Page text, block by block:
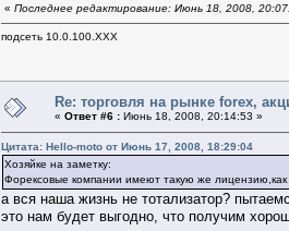
« Последнее редактирование: Июнь 18, 2008,
подсеть 10.0.100.XXX
Re: торговля на рынке foreх,
« Ответ #6 : Июнь 18, 2008, 20:14:53 »
Цитата: Hello-moto от Июнь 17, 2008, 18:29:04
Хозяйке на заметку:
Форексовые компании имеют такую же
а вся наша жизнь не тотализатор?
это нам будет выгодно, что получим